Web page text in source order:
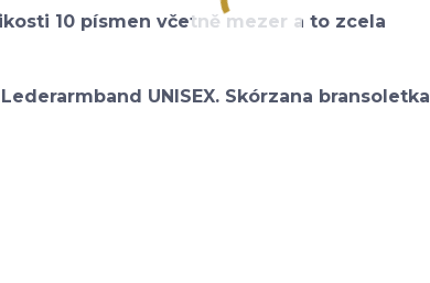
10 písmen včetně mezer a to zcela
UNISEX. Skórzana bransoletka